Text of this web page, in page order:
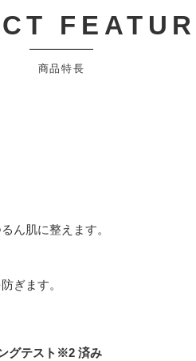
商品特長
ん肌に整えます。
ぎます。
グテスト※2 済み